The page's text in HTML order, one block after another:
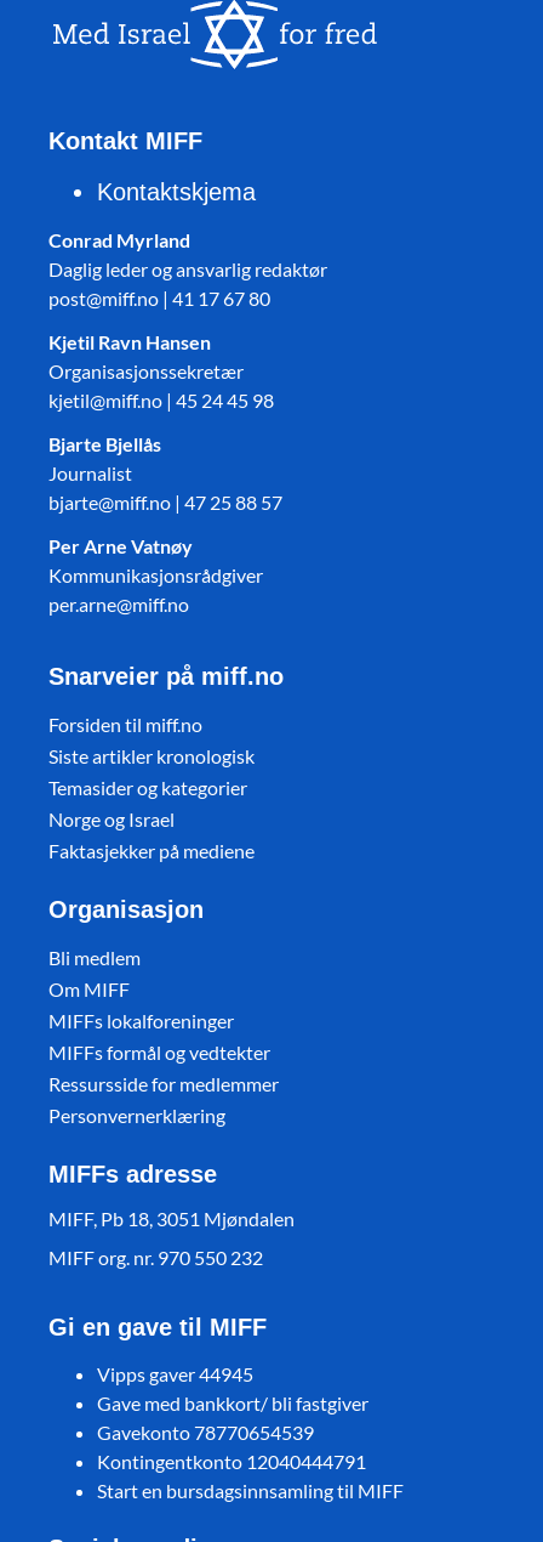
Kontakt MIFF
Kontaktskjema
Conrad Myrland
Daglig leder og ansvarlig redaktør
post@miff.no | 41 17 67 80
Kjetil Ravn Hansen
Organisasjonssekretær
kjetil@miff.no | 45 24 45 98
Bjarte Bjellås
Journalist
bjarte@miff.no | 47 25 88 57
Per Arne Vatnøy
Kommunikasjonsrådgiver
per.arne@miff.no
Snarveier på miff.no
Forsiden til miff.no
Siste artikler kronologisk
Temasider og kategorier
Norge og Israel
Faktasjekker på mediene
Organisasjon
Bli medlem
Om MIFF
MIFFs lokalforeninger
MIFFs formål og vedtekter
Ressursside for medlemmer
Personvernerklæring
MIFFs adresse
MIFF, Pb 18, 3051 Mjøndalen
MIFF org. nr. 970 550 232
Gi en gave til MIFF
Vipps gaver 44945
Gave med bankkort/ bli fastgiver
Gavekonto 78770654539
Kontingentkonto 12040444791
Start en bursdagsinnsamling til MIFF